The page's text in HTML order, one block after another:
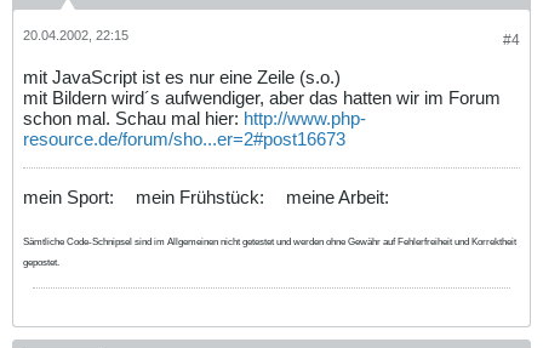
#4
20.04.2002, 22:15
mit JavaScript ist es nur eine Zeile (s.o.)
mit Bildern wird´s aufwendiger, aber das hatten wir im Forum
schon mal. Schau mal hier: http://www.php-
resource.de/forum/sho...er=2#post16673
mein Sport: mein Frühstück: meine Arbeit:
Sämtliche Code-Schnipsel sind im Allgemeinen nicht getestet und werden ohne Gewähr auf Fehlerfreiheit und Korrektheit
gepostet.